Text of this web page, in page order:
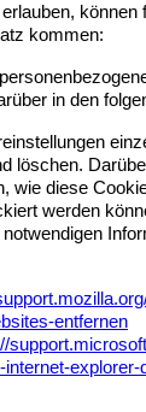
können
kommen:
in den
löschen.
wie diese
werden
entfernen
explorer-